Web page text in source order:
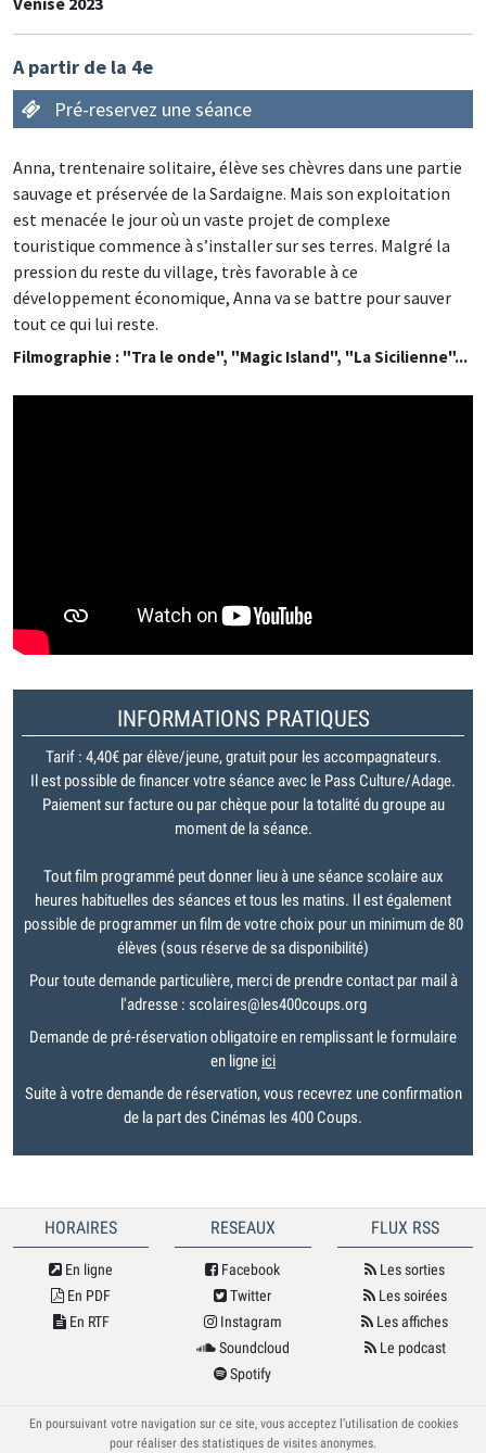
A partir de la 4e
Pré-reservez une séance
Anna, trentenaire solitaire, élève ses chèvres dans une partie
sauvage et préservée de la Sardaigne. Mais son exploitation
est menacée le jour où un vaste projet de complexe
touristique commence à s’installer sur ses terres. Malgré la
pression du reste du village, très favorable à ce
développement économique, Anna va se battre pour sauver
tout ce qui lui reste.
Filmographie : "Tra le onde", "Magic Island", "La Sicilienne"...
INFORMATIONS PRATIQUES
Tarif : 4,40€ par élève/jeune, gratuit pour les accompagnateurs.
Il est possible de financer votre séance avec le Pass Culture/Adage.
Paiement sur facture ou par chèque pour la totalité du groupe au
moment de la séance.
Tout film programmé peut donner lieu à une séance scolaire aux
heures habituelles des séances et tous les matins. Il est également
possible de programmer un film de votre choix pour un minimum de 80
élèves (sous réserve de sa disponibilité)
Pour toute demande particulière, merci de prendre contact par mail à
l'adresse : scolaires@les400coups.org
Demande de pré-réservation obligatoire en remplissant le formulaire
en ligne ici
Suite à votre demande de réservation, vous recevrez une confirmation
de la part des Cinémas les 400 Coups.
HORAIRES
En ligne
En PDF
En RTF
RESEAUX
Facebook
Twitter
Instagram
Soundcloud
Spotify
FLUX RSS
Les sorties
Les soirées
Les affiches
Le podcast
© Cybele 2026
En poursuivant votre navigation sur ce site, vous acceptez l’utilisation de cookies
pour réaliser des statistiques de visites anonymes.